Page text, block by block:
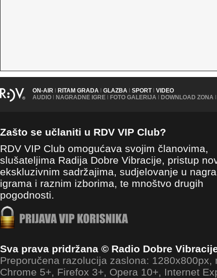
ON-AIR | RITAM GRADA | GLAZBA | SPORT | VIDEO
AUDIO | NAGRADNE IGRE | FOTO GALERIJA | DOWNLOAD ZONA |
Zašto se učlaniti u RDV VIP Club?
RDV VIP Club omogućava svojim članovima,
slušateljima Radija Dobre Vibracije, pristup
ekskluzivnim sadržajima, sudjelovanje u
igrama i raznim izborima, te mnoštvo drugih
pogodnosti.
Sva prava pridržana © Radio Dobre
Preporučena razolucija zaslona: 1280x800px,
Chrome 5+, Firefox 3+, Opera 10+, Internet